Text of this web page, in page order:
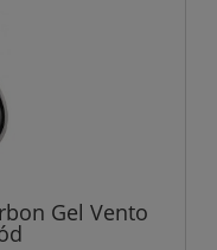
Gel Vento